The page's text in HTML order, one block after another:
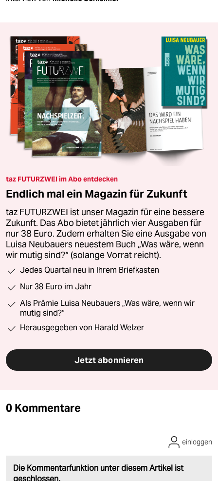
taz FUTURZWEI im Abo entdecken
Endlich mal ein Magazin für Zukunft
taz FUTURZWEI ist unser Magazin für eine bessere
Zukunft. Das Abo bietet jährlich vier Ausgaben für
nur 38 Euro. Zudem erhalten Sie eine Ausgabe von
Luisa Neubauers neuestem Buch „Was wäre, wenn
wir mutig sind?“ (solange Vorrat reicht).
Jedes Quartal neu in Ihrem Briefkasten
Nur 38 Euro im Jahr
Als Prämie Luisa Neubauers „Was wäre, wenn wir
mutig sind?“
Herausgegeben von Harald Welzer
Jetzt abonnieren
0 Kommentare
Die Kommentarfunktion unter diesem Artikel ist
geschlossen.
einloggen